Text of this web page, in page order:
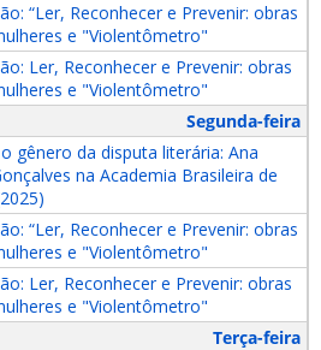
“Ler, Reconhecer e Prevenir: obras
e "Violentômetro"
Ler, Reconhecer e Prevenir: obras
e "Violentômetro"
Segunda-feira
gênero da disputa literária: Ana
na Academia Brasileira de
“Ler, Reconhecer e Prevenir: obras
e "Violentômetro"
Ler, Reconhecer e Prevenir: obras
e "Violentômetro"
Terça-feira